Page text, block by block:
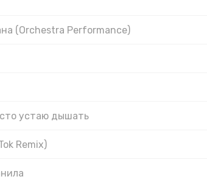
(Orchestra Performance)
устаю дышать
Remix)